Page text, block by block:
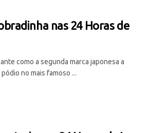
nas 24 Horas de
como a segunda marca japonesa a
no mais famoso ...